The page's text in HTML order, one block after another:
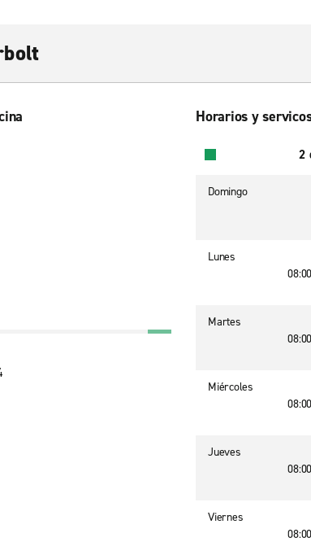
Horarios y
2
Domingo
Lunes
Martes
Miércoles
Jueves
Viernes